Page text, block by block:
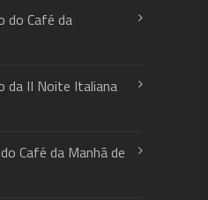
do Café da
da II Noite Italiana
Café da Manhã de